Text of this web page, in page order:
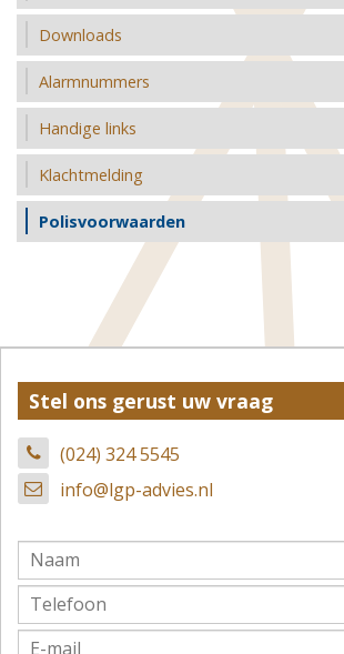
Downloads
Alarmnummers
Handige links
Klachtmelding
Polisvoorwaarden
Stel ons gerust uw vraag
(024) 324 5545
info@lgp-advies.nl